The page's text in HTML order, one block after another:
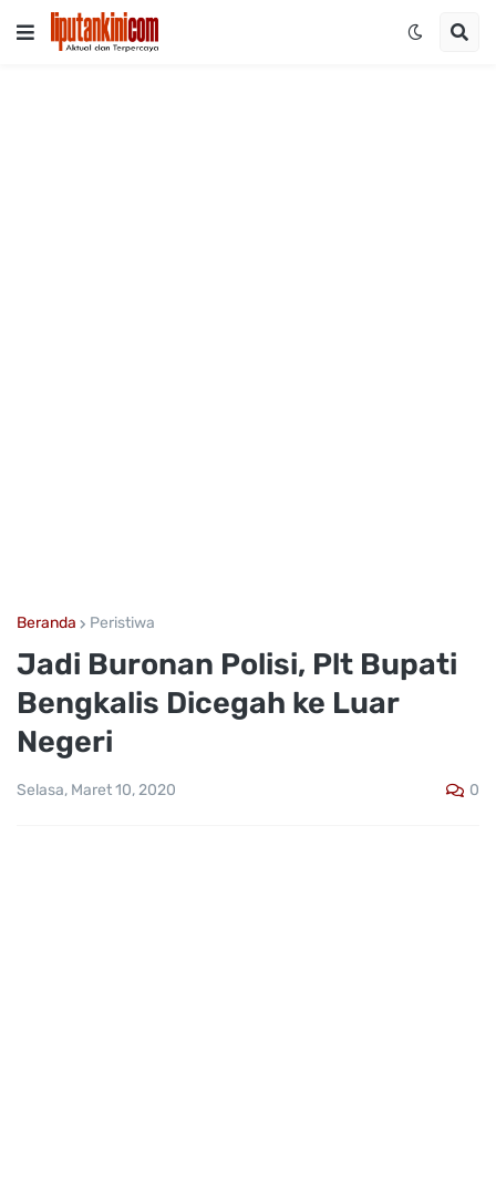
Beranda Peristiwa
Jadi Buronan Polisi, Plt Bupati
Bengkalis Dicegah ke Luar
Negeri
Selasa, Maret 10, 2020 0